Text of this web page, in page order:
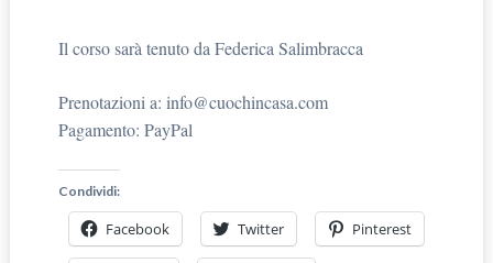
Il corso sarà tenuto da Federica Salimbracca
Prenotazioni a: info@cuochincasa.com
Pagamento: PayPal
Condividi:
Facebook Twitter Pinterest